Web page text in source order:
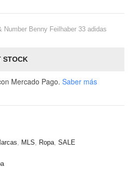
Number Benny Feilhaber 33 adidas
STOCK
Mercado Pago. Saber más
MLS Ropa, SALE